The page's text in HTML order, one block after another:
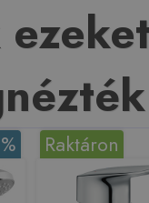
Raktáron